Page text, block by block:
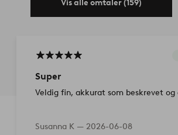
Vis alle omtaler (159)
Super
Veldig fin, akkurat som beskrevet
Susanna K — 2026-06-08